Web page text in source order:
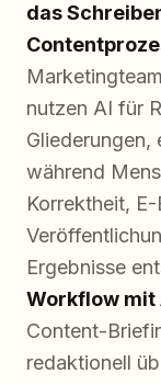
das
nutzen AI für
Gliederungen,
während
Korrektheit,
Ergebnisse
Workflow mit
Content-
redaktionell